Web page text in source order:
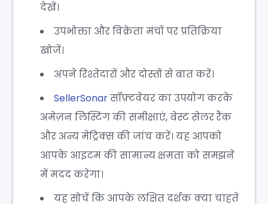
देखें।
उपभोक्ता और विक्रेता मंचों पर प्रतिक्रिया
खोजें।
अपने रिश्तेदारों और दोस्तों से बात करें।
SellerSonarसॉफ़्टवेयर का उपयोग करके
अमेज़न लिस्टिंग की समीक्षाएं, बेस्ट सेलर रैंक
और अन्य मेट्रिक्स की जांच करें। यह आपको
आपके आइटम की सामान्य क्षमता को समझने
में मदद करेगा।
यह सोचें कि आपके लक्षित दर्शक क्या चाहते